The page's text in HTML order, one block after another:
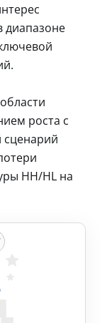
диапазоне
роста с
сценарий
HH/HL на